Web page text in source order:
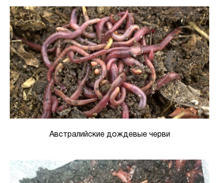
Австралийские дождевые черви